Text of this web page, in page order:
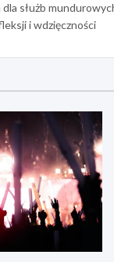
dla służb
i wdzięczności